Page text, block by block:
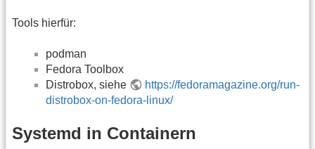
Tools hierfür:
podman
Fedora Toolbox
Distrobox, siehe
https://fedoramagazine.org/run-
distrobox-on-fedora-linux/
Systemd in Containern